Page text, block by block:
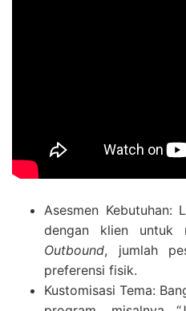
Asesmen Kebutuhan:
dengan klien untuk
Outbound, jumlah
preferensi fisik.
Kustomisasi Tema: